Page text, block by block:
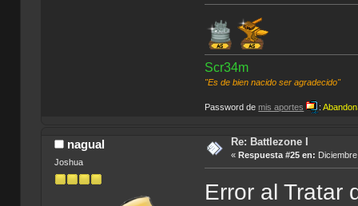
Scr34m
"Es de bien nacido ser agradecido"
Password demis aportes :
nagual
Joshua
Re: Battlezone I
« Respuesta #25 en:
Error al Tratar